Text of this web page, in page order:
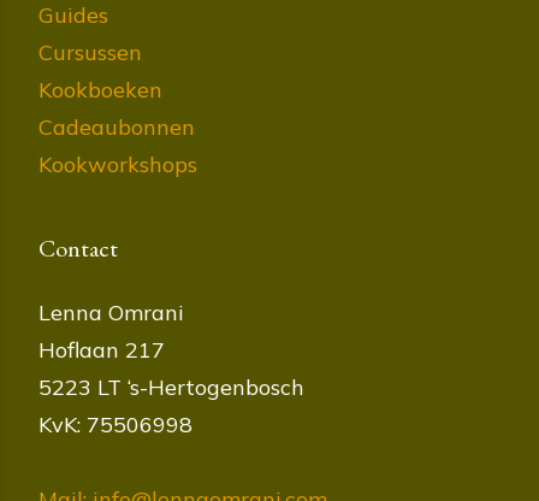
Guides
Cursussen
Kookboeken
Cadeaubonnen
Kookworkshops
Contact
Lenna Omrani
Hoflaan 217
5223 LT ‘s-Hertogenbosch
KvK: 75506998